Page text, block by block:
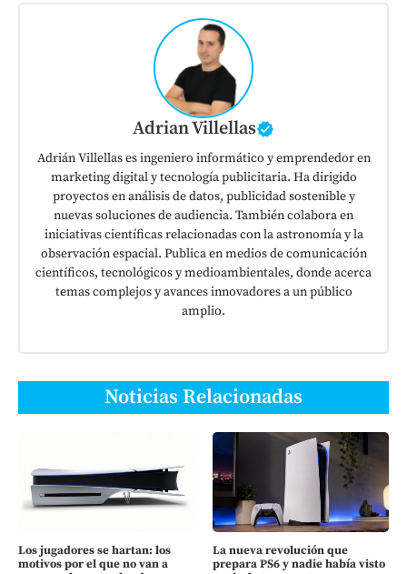
Adrian Villellas
Adrián Villellas es ingeniero informático y emprendedor en
marketing digital y tecnología publicitaria. Ha dirigido
proyectos en análisis de datos, publicidad sostenible y
nuevas soluciones de audiencia. También colabora en
iniciativas científicas relacionadas con la astronomía y la
observación espacial. Publica en medios de comunicación
científicos, tecnológicos y medioambientales, donde acerca
temas complejos y avances innovadores a un público
amplio.
Noticias Relacionadas
Los jugadores se hartan: los
motivos por el que no van a
La nueva revolución que
prepara PS6 y nadie había visto